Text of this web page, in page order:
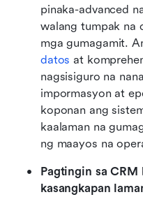
pinaka-advanced
walang tumpak na
mga gumagamit.
datos at
nagsisiguro na
impormasyon at
koponan ang
kaalaman na
ng maayos na
Pagtingin sa
kasangkapan